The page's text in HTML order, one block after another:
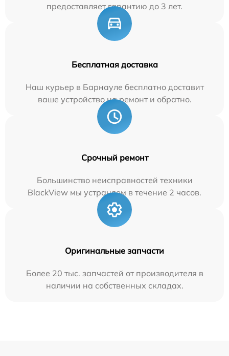
предоставляет гарантию до 3 лет.
Бесплатная доставка
Наш курьер в Барнауле бесплатно доставит
ваше устройство на ремонт и обратно.
Срочный ремонт
Большинство неисправностей техники
BlackView мы устраняем в течение 2 часов.
Оригинальные запчасти
Более 20 тыс. запчастей от производителя в
наличии на собственных складах.